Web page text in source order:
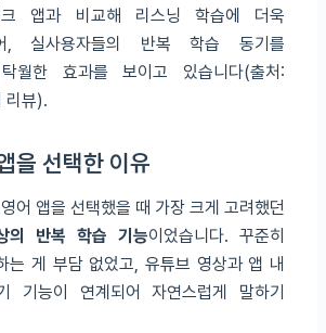
앱과 비교해 리스닝 학습에 더욱
, 실사용자들의 반복 학습 동기를
월한 효과를 보이고 있습니다(출처:
리뷰).
을 선택한 이유
어 앱을 선택했을 때 가장 크게 고려했던
의 반복 학습 기능이었습니다. 꾸준히
는 게 부담 없었고, 유튜브 영상과 앱 내
기능이 연계되어 자연스럽게 말하기